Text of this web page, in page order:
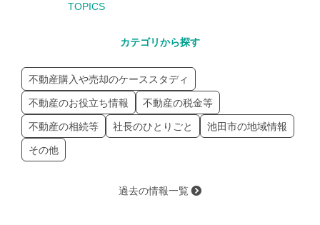
TOPICS
カテゴリから探す
不動産購入や売却のケーススタディ
不動産のお役立ち情報 不動産の税金等
不動産の相続等 社長のひとりごと 池田市の地域情報
その他
過去の情報一覧